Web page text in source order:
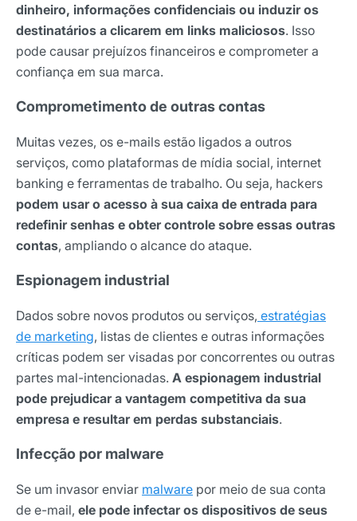
dinheiro, informações confidenciais ou induzir os
destinatários a clicarem em links maliciosos. Isso
pode causar prejuízos financeiros e comprometer a
confiança em sua marca.
Comprometimento de outras contas
Muitas vezes, os e-mails estão ligados a outros
serviços, como plataformas de mídia social, internet
banking e ferramentas de trabalho. Ou seja, hackers
podem usar o acesso à sua caixa de entrada para
redefinir senhas e obter controle sobre essas outras
contas, ampliando o alcance do ataque.
Espionagem industrial
Dados sobre novos produtos ou serviços, estratégias
de marketing, listas de clientes e outras informações
críticas podem ser visadas por concorrentes ou outras
partes mal-intencionadas. A espionagem industrial
pode prejudicar a vantagem competitiva da sua
empresa e resultar em perdas substanciais.
Infecção por malware
Se um invasor enviar malware por meio de sua conta
de e-mail, ele pode infectar os dispositivos de seus